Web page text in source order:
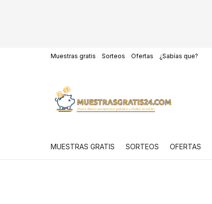
Muestras gratis Sorteos Ofertas ¿Sabías que?
MUESTRAS GRATIS SORTEOS OFERTAS